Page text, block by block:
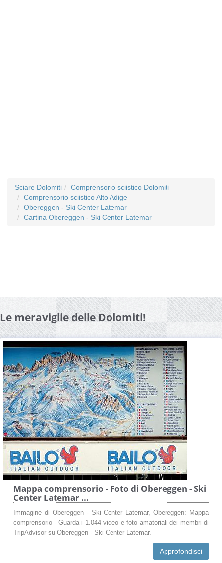
Sciare Dolomiti
Comprensorio sciistico Dolomiti
Comprensorio sciistico Alto Adige
Obereggen - Ski Center Latemar
Cartina Obereggen - Ski Center Latemar
Le meraviglie delle Dolomiti!
Mappa comprensorio - Foto di Obereggen - Ski
Center Latemar ...
Immagine di Obereggen - Ski Center Latemar, Obereggen: Mappa
comprensorio - Guarda i 1.044 video e foto amatoriali dei membri di
TripAdvisor su Obereggen - Ski Center Latemar.
Approfondisci